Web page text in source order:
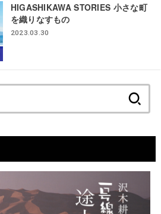
HIGASHIKAWA STORIES 小さな町
を織りなすもの
2023.03.30